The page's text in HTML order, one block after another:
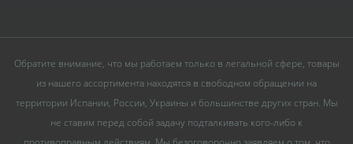
Обратите внимание, что мы работаем только в легальной сфере, товары
из нашего ассортимента находятся в свободном обращении на
территории Испании, России, Украины и большинстве других стран. Мы
не ставим перед собой задачу подталкивать кого-либо к